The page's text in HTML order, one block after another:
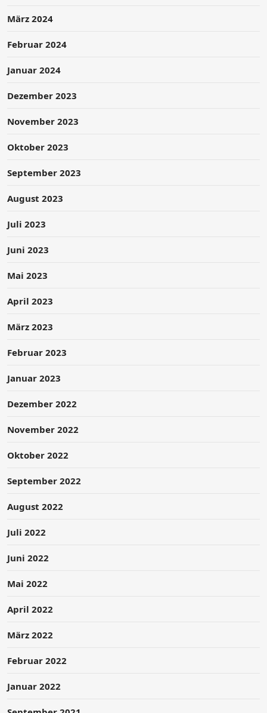
März 2024
Februar 2024
Januar 2024
Dezember 2023
November 2023
Oktober 2023
September 2023
August 2023
Juli 2023
Juni 2023
Mai 2023
April 2023
März 2023
Februar 2023
Januar 2023
Dezember 2022
November 2022
Oktober 2022
September 2022
August 2022
Juli 2022
Juni 2022
Mai 2022
April 2022
März 2022
Februar 2022
Januar 2022